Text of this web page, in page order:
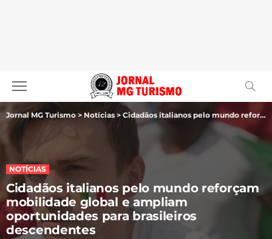
Jornal MG Turismo > Notícias > Cidadãos italianos pelo mundo reforçam mobilidade global e ampliam oportunidades para brasileiros descendentes
NOTÍCIAS
Cidadãos italianos pelo mundo reforçam
mobilidade global e ampliam
oportunidades para brasileiros
descendentes